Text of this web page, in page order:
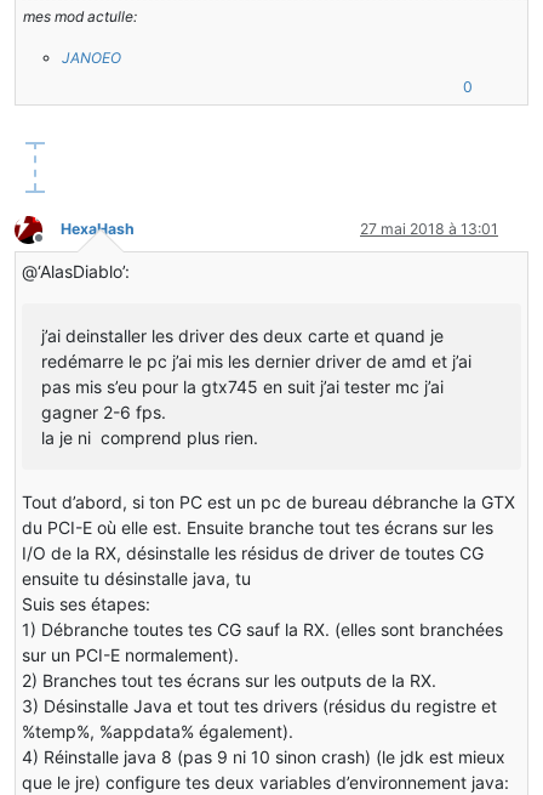
mes mod actulle:
JANOEO
0
Hors-ligne
HexaHash 27 mai 2018 à 13:01
@‘AlasDiablo’:
j’ai deinstaller les driver des deux carte et quand je
redémarre le pc j’ai mis les dernier driver de amd et j’ai
pas mis s’eu pour la gtx745 en suit j’ai tester mc j’ai
gagner 2-6 fps.
la je ni comprend plus rien.
Tout d’abord, si ton PC est un pc de bureau débranche la GTX
du PCI-E où elle est. Ensuite branche tout tes écrans sur les
I/O de la RX, désinstalle les résidus de driver de toutes CG
ensuite tu désinstalle java, tu
Suis ses étapes:
1) Débranche toutes tes CG sauf la RX. (elles sont branchées
sur un PCI-E normalement).
2) Branches tout tes écrans sur les outputs de la RX.
3) Désinstalle Java et tout tes drivers (résidus du registre et
%temp%, %appdata% également).
4) Réinstalle java 8 (pas 9 ni 10 sinon crash) (le jdk est mieux
que le jre) configure tes deux variables d’environnement java: